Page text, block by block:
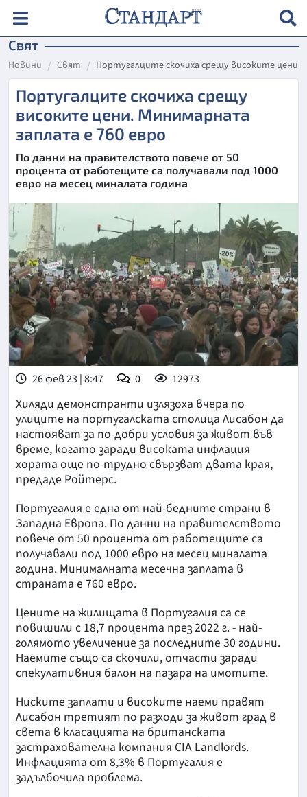
Свят
Новини Свят Португалците скочиха срещу високите цени.
Португалците скочиха срещу
високите цени. Минимарната
заплата е 760 евро
По данни на правителството повече от 50
процента от работещите са получавали под 1000
евро на месец миналата година
26 фев 23 | 8:47 0 12973
Хиляди демонстранти излязоха вчера по
улиците на португалската столица Лисабон да
настояват за по-добри условия за живот във
време, когато заради високата инфлация
хората още по-трудно свързват двата края,
предаде Ройтерс.
Португалия е една от най-бедните страни в
Западна Европа. По данни на правителството
повече от 50 процента от работещите са
получавали под 1000 евро на месец миналата
година. Минималната месечна заплата в
страната е 760 евро.
Цените на жилищата в Португалия са се
повишили с 18,7 процента през 2022 г. - най-
голямото увеличение за последните 30 години.
Наемите също са скочили, отчасти заради
спекулативния балон на пазара на имотите.
Ниските заплати и високите наеми правят
Лисабон третият по разходи за живот град в
света в класацията на британската
застрахователна компания CIA Landlords.
Инфлацията от 8,3% в Португалия е
задълбочила проблема.